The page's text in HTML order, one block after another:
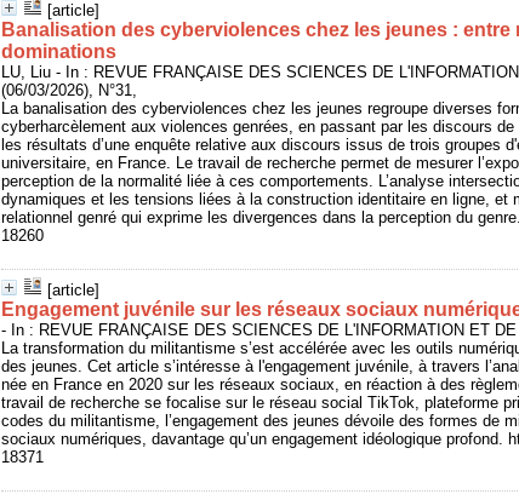
[article]
Banalisation des cyberviolences chez les jeunes :
dominations
LU, Liu - In : REVUE FRANÇAISE DES SCIENCES DE
(06/03/2026), N°31,
La banalisation des cyberviolences chez les jeunes regroupe diverses
cyberharcèlement aux violences genrées, en passant par les discours
les résultats d’une enquête relative aux discours issus de trois groupes
universitaire, en France. Le travail de recherche permet de mesurer
perception de la normalité liée à ces comportements. L’analyse
dynamiques et les tensions liées à la construction identitaire en ligne,
relationnel genré qui exprime les divergences dans la perception du
18260
[article]
Engagement juvénile sur les réseaux sociaux
- In : REVUE FRANÇAISE DES SCIENCES DE L'INFORMATION ET
La transformation du militantisme s’est accélérée avec les outils
des jeunes. Cet article s’intéresse à l'engagement juvénile, à travers
née en France en 2020 sur les réseaux sociaux, en réaction à des
travail de recherche se focalise sur le réseau social TikTok, plateforme
codes du militantisme, l’engagement des jeunes dévoile des formes de
sociaux numériques, davantage qu’un engagement idéologique profond.
18371